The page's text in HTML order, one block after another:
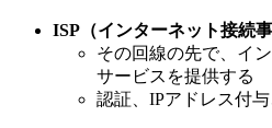
ISP（インターネット接続事
その回線の先で、イ
サービスを提供する
認証、IPアドレス付